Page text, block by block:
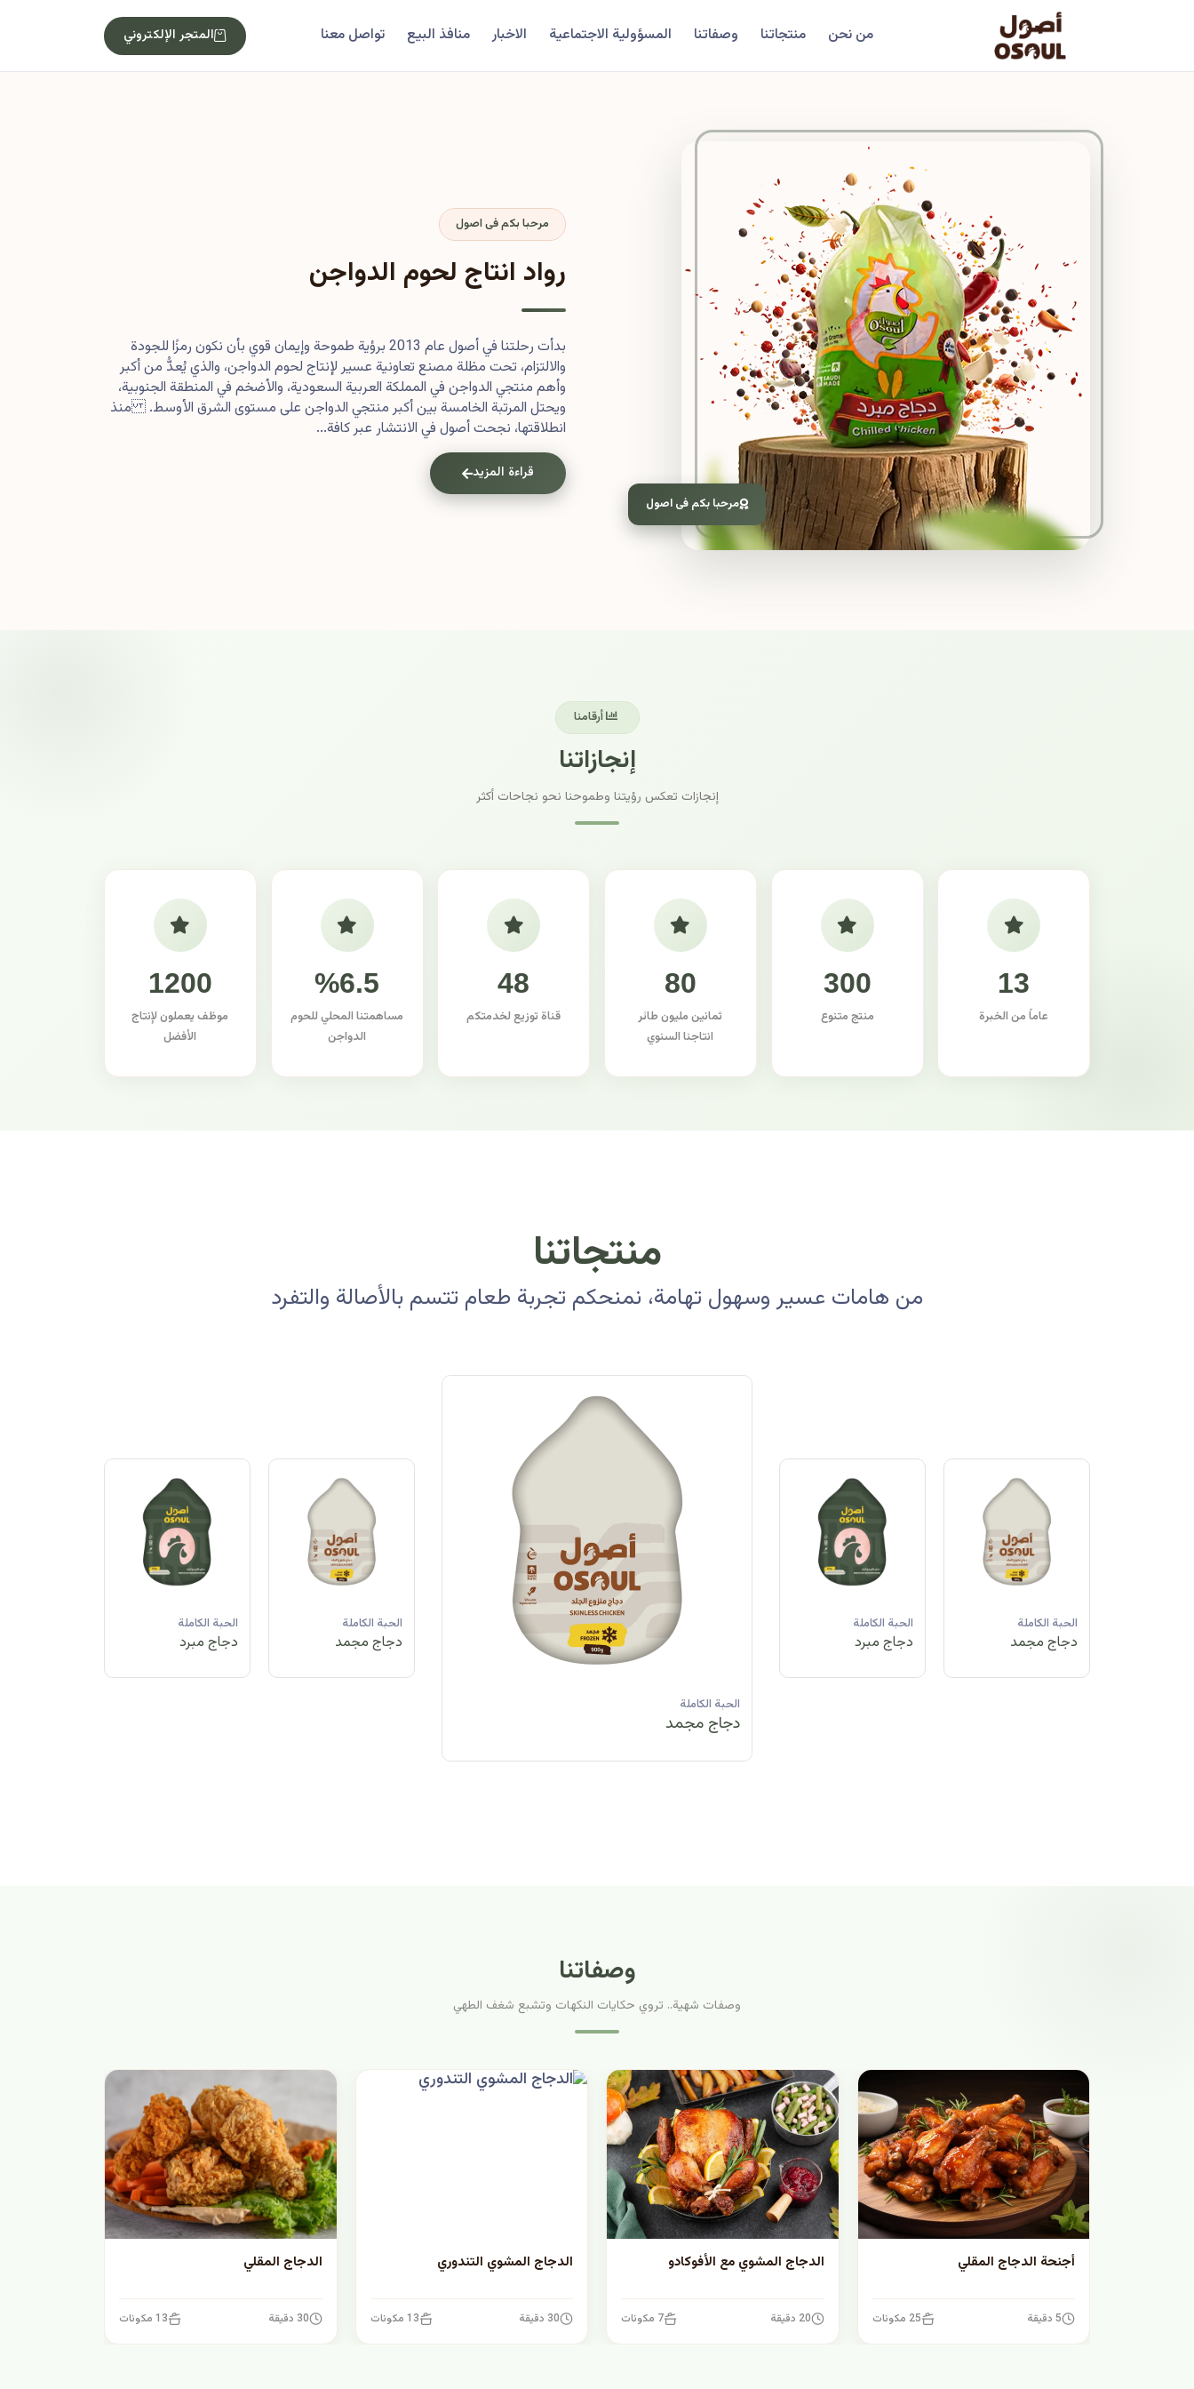
من نحن منتجاتنا وصفاتنا المسؤولية الاجتماعية الاخبار منافذ البيع تواصل معنا المتجر الإلكتروني
مرحبا بكم فى اصول
مرحبا بكم فى اصول
رواد انتاج لحوم الدواجن
بدأت رحلتنا في أصول عام 2013 برؤية طموحة وإيمان قوي بأن نكون رمزًا للجودة
والالتزام، تحت مظلة مصنع تعاونية عسير لإنتاج لحوم الدواجن، والذي يُعدُّ من أكبر
وأهم منتجي الدواجن في المملكة العربية السعودية، والأضخم في المنطقة الجنوبية،
ويحتل المرتبة الخامسة بين أكبر منتجي الدواجن على مستوى الشرق الأوسط. منذ
انطلاقتها، نجحت أصول في الانتشار عبر كافة...
قراءة المزيد
أرقامنا
إنجازاتنا
إنجازات تعكس رؤيتنا وطموحنا نحو نجاحات أكثر
13
عاماً من الخبرة
300
منتج متنوع
80
ثمانين مليون طائر
انتاجنا السنوي
48
قناة توزيع لخدمتكم
%6.5
مساهمتنا المحلي للحوم
الدواجن
1200
موظف يعملون لإنتاج
الأفضل
منتجاتنا
من هامات عسير وسهول تهامة، نمنحكم تجربة طعام تتسم بالأصالة والتفرد
الحبة الكاملة
دجاج مبرد
الحبة الكاملة
دجاج مجمد
الحبة الكاملة
دجاج مبرد
الحبة الكاملة
دجاج مجمد
الحبة الكاملة الحبة الكاملة
دجاج مجمد
الحبة الكاملة
دجاج مبرد
الحبة الكاملة
دجاج مجمد
وصفاتنا
وصفات شهية.. تروي حكايات النكهات وتشبع شغف الطهي
أجنحة الدجاج المقلي
5 دقيقة 25 مكونات
الدجاج المشوي مع الأفوكادو
20 دقيقة 7 مكونات
الدجاج المشوي التندوري
30 دقيقة 13 مكونات
الدجاج المقلي
30 دقيقة 13 مكونات